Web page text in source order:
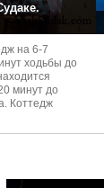
на 6-7
ходьбы до
минут до
Коттедж